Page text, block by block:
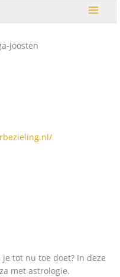
Joosten
tot nu toe doet? In deze
met astrologie.